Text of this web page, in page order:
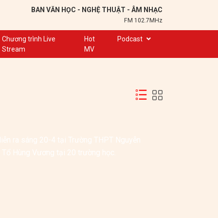
BAN VĂN HỌC - NGHỆ THUẬT - ÂM NHẠC
FM 102.7MHz
Chương trình Live
Stream
Hot
MV
Podcast
Trạm 102,7
Chuyện để kể
Đôi bạn văn chương
ra sáng 20-4 tại Trường THPT Nguyễn
Hùng Vương tại 20 trường học.